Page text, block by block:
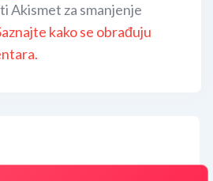
Akismet za smanjenje
kako se obrađuju